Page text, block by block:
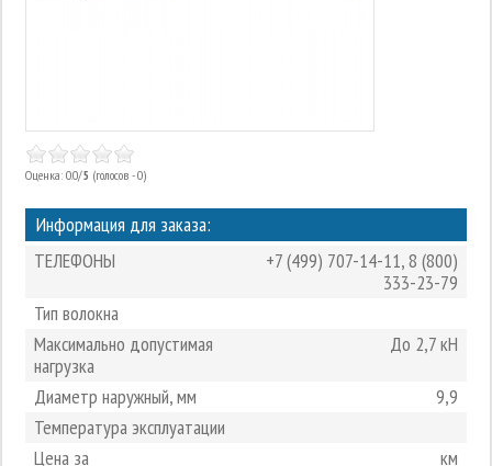
Оценка: 0.0/5 (голосов - 0)
Информация для заказа:
ТЕЛЕФОНЫ
+7 (499) 707-14-11,8 (800)
333-23-79
Тип волокна
Максимально допустимая
нагрузка
До 2,7 кН
Диаметр наружный, мм
9,9
Температура эксплуатации
Цена за
км